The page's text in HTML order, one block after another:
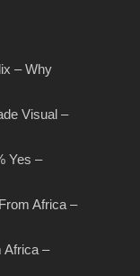
voor
een
en
of
farao’s
– Why
Visual –
Yes –
Africa –
Africa –